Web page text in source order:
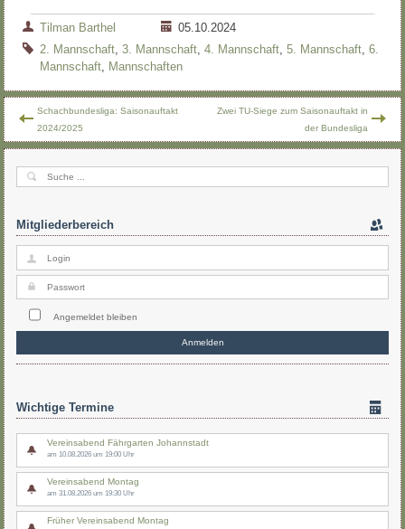
Tilman Barthel
05.10.2024
2. Mannschaft, 3. Mannschaft, 4. Mannschaft, 5. Mannschaft, 6.
Mannschaft, Mannschaften
Schachbundesliga: Saisonauftakt
2024/2025
Zwei TU-Siege zum Saisonauftakt in
der Bundesliga
Mitgliederbereich
Angemeldet bleiben
Wichtige Termine
Vereinsabend Fährgarten Johannstadt
am 10.08.2026 um 19:00 Uhr
Vereinsabend Montag
am 31.08.2026 um 19:30 Uhr
Früher Vereinsabend Montag